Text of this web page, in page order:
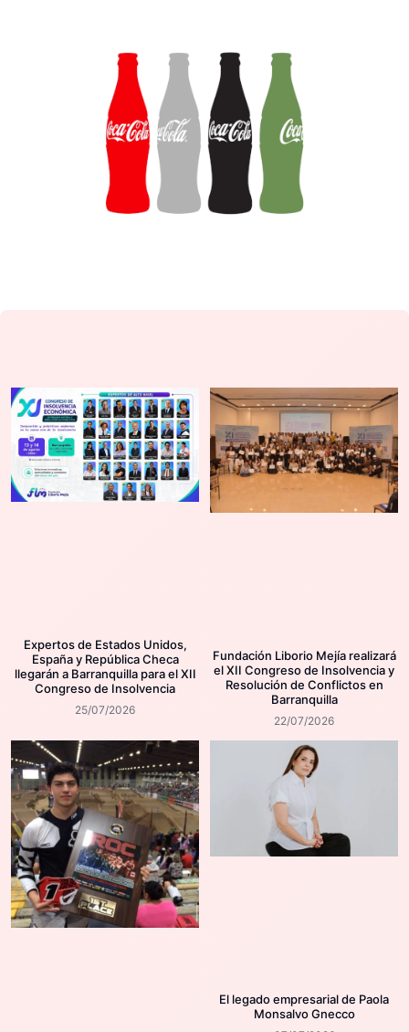
Expertos de Estados Unidos,
España y República Checa
llegarán a Barranquilla para el XII
Congreso de Insolvencia
25/07/2026
Fundación Liborio Mejía realizará
el XII Congreso de Insolvencia y
Resolución de Conflictos en
Barranquilla
22/07/2026
El legado empresarial de Paola
Monsalvo Gnecco